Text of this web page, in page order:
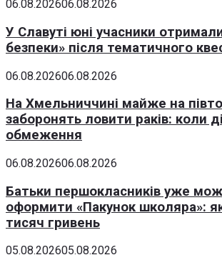
06.08.202606.08.2026
У Славуті юні учасники
безпеки» після тематичного
06.08.202606.08.2026
На Хмельниччині майже на
заборонять ловити раків: коли
обмеження
06.08.202606.08.2026
Батьки першокласників уже
оформити «Пакунок школяра»:
тисяч гривень
05.08.202605.08.2026